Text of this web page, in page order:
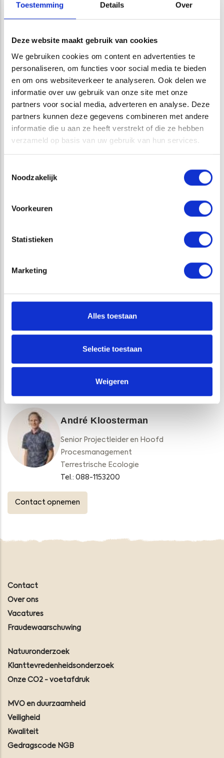
Toestemming Details Over
Deze website maakt gebruik van cookies
We gebruiken cookies om content en advertenties te
personaliseren, om functies voor social media te bieden
en om ons websiteverkeer te analyseren. Ook delen we
informatie over uw gebruik van onze site met onze
partners voor social media, adverteren en analyse. Deze
partners kunnen deze gegevens combineren met andere
informatie die u aan ze heeft verstrekt of die ze hebben
verzameld op basis van uw gebruik van hun services.
Noodzakelijk
Voorkeuren
Statistieken
Marketing
Alles toestaan
Selectie toestaan
Weigeren
dienstverlening omvat zowel de uitvoering van ecologisch
deskundige ecologische adviseurs denken met u mee en
helpen u graag bij het creëren van mogelijkheden en het
bieden van oplossingen.
Heeft u een ecologisch vraagstuk? Neem dan contact op
met ATKB. Wij werken graag samen met u aan efficiënte
Interview Raoul Kleppe: ‘We zien natuurlijk gedrag
zonder dieren te vangen’
André Kloosterman
Senior Projectleider en Hoofd
Procesmanagement
Terrestrische Ecologie
Tel.: 088-1153200
Contact opnemen
Contact
Over ons
Vacatures
Fraudewaarschuwing
Natuuronderzoek
Klanttevredenheidsonderzoek
Onze CO2 - voetafdruk
MVO en duurzaamheid
Veiligheid
Kwaliteit
Gedragscode NGB